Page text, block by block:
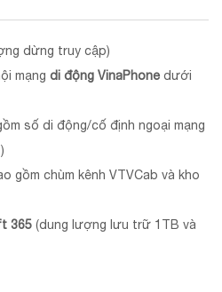
dừng truy cập)
mạng di động VinaPhone dưới
số di động/cố định ngoại mạng
gồm chùm kênh VTVCab và kho
365 (dung lượng lưu trữ 1TB và